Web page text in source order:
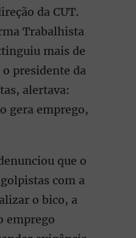
da CUT.
Trabalhista
mais de
o presidente da
alertava:
gera emprego,
que o
com a
o bico, a
emprego